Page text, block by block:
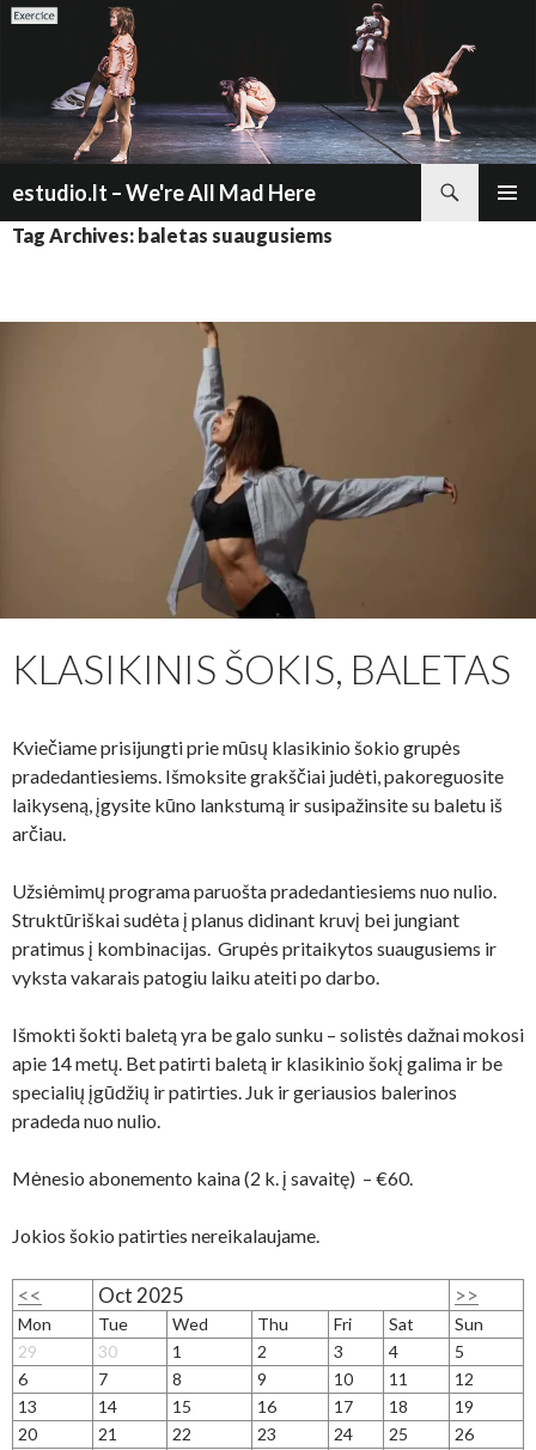
estudio.lt – We're All Mad Here
TO
Tag Archives: baletas suaugusiems
KLASIKINIS ŠOKIS, BALETAS
Kviečiame prisijungti prie mūsų klasikinio šokio grupės
pradedantiesiems. Išmoksite grakščiai judėti, pakoreguosite
laikyseną, įgysite kūno lankstumą ir susipažinsite su baletu iš
arčiau.
Užsiėmimų programa paruošta pradedantiesiems nuo nulio.
Struktūriškai sudėta į planus didinant kruvį bei jungiant
pratimus į kombinacijas. Grupės pritaikytos suaugusiems ir
vyksta vakarais patogiu laiku ateiti po darbo.
Išmokti šokti baletą yra be galo sunku – solistės dažnai mokosi
apie 14 metų. Bet patirti baletą ir klasikinio šokį galima ir be
specialių įgūdžių ir patirties. Juk ir geriausios balerinos
pradeda nuo nulio.
Mėnesio abonemento kaina (2 k. į savaitę) – €60.
Jokios šokio patirties nereikalaujame.
<< Oct 2025 >>
Mon Tue Wed Thu Fri Sat
Sun
29
30 1 2 3 4
5
6
7 8 9 10 11
12
13
14 15 16 17 18
19
20
21 22 23 24 25
26